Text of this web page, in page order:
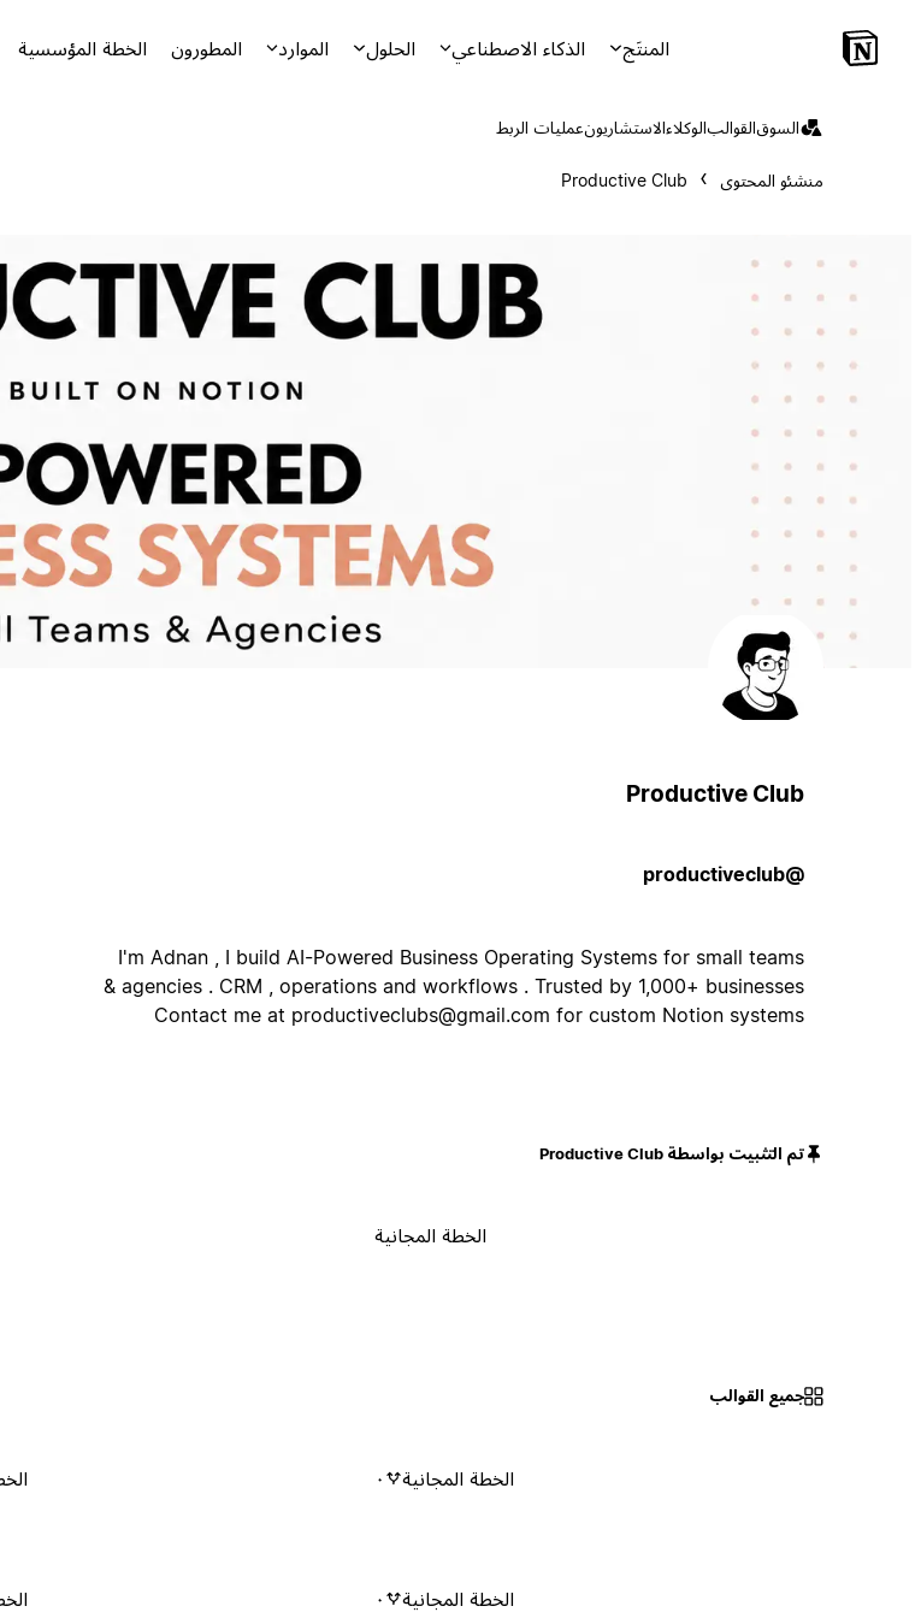
المنتَج الذكاء الاصطناعي الحلول الموارد المطورون الخطة المؤسسية
السوقالقوالبالوكلاءالاستشاريونعمليات الربط
منشئو المحتوى Productive Club
Productive Club
@productiveclub
I'm Adnan , I build AI-Powered Business Operating Systems for small teams
& agencies . CRM , operations and workflows . Trusted by 1,000+ businesses
Contact me at productiveclubs@gmail.com for custom Notion systems
تم التثبيت بواسطة Productive Club
الخطة المجانية
جميع القوالب
الخطة المجانية ٠
الخطة المجانية ٠